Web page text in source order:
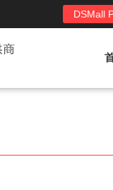
DSMall
团、限时
程序等